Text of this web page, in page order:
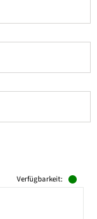
Verfügbarkeit: